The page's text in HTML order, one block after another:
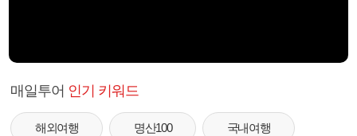
매일투어 인기 키워드
해외여행 명산100 국내여행